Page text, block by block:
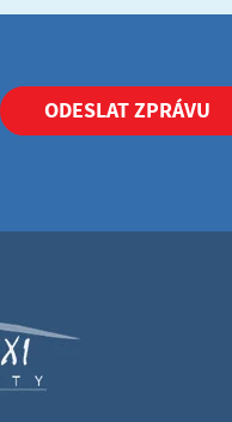
ODESLAT ZPRÁVU